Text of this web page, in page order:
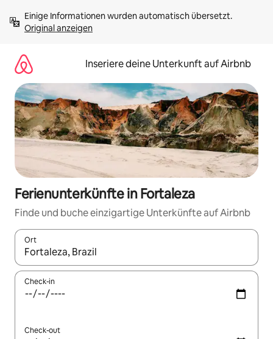
Inhalten
springenOriginal anzeigen
Inseriere deine Unterkunft auf Airbnb
Ferienunterkünfte in Fortaleza
Finde und buche einzigartige Unterkünfte auf Airbnb
Ort
Wenn Ergebnisse verfügbar sind, navigiere mit den
Check-in
Check-out